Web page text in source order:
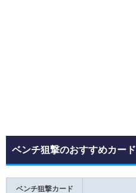
ベンチ狙撃のおすすめカード
ベンチ狙撃カード